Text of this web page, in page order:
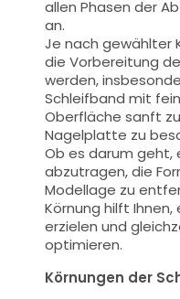
allen Phasen der
an.
Je nach gewählter
die Vorbereitung
werden,
Schleifband mit
Oberfläche sanft
Nagelplatte zu
Ob es darum geht,
abzutragen, die
Modellage zu
Körnung hilft Ihnen,
erzielen und
optimieren.
Körnungen der